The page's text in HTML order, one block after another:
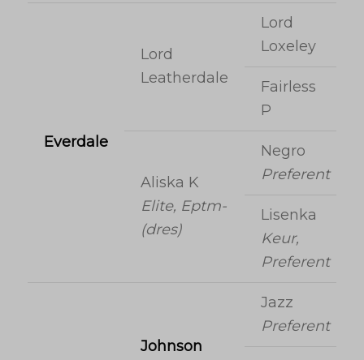
Everdale
Lord
Leatherdale
Lord
Loxeley
Fairless
P
Aliska K
Elite, Eptm-
(dres)
Negro
Preferent
Lisenka
Keur,
Preferent
Johnson
Jazz
Preferent